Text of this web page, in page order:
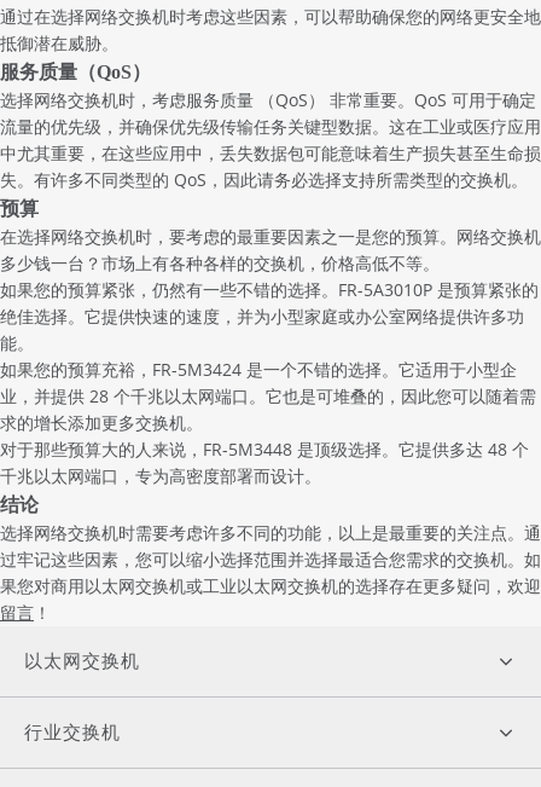
通过在选择网络交换机时考虑这些因素，可以帮助确保您的网络更安全地
抵御潜在威胁。
服务质量（QoS）
选择网络交换机时，考虑服务质量 （QoS） 非常重要。QoS 可用于确定
流量的优先级，并确保优先级传输任务关键型数据。这在工业或医疗应用
中尤其重要，在这些应用中，丢失数据包可能意味着生产损失甚至生命损
失。有许多不同类型的 QoS，因此请务必选择支持所需类型的交换机。
预算
在选择网络交换机时，要考虑的最重要因素之一是您的预算。网络交换机
多少钱一台？市场上有各种各样的交换机，价格高低不等。
如果您的预算紧张，仍然有一些不错的选择。FR-5A3010P 是预算紧张的
绝佳选择。它提供快速的速度，并为小型家庭或办公室网络提供许多功
能。
如果您的预算充裕，FR-5M3424 是一个不错的选择。它适用于小型企
业，并提供 28 个千兆以太网端口。它也是可堆叠的，因此您可以随着需
求的增长添加更多交换机。
对于那些预算大的人来说，FR-5M3448 是顶级选择。它提供多达 48 个
千兆以太网端口，专为高密度部署而设计。
结论
选择网络交换机时需要考虑许多不同的功能，以上是最重要的关注点。通
过牢记这些因素，您可以缩小选择范围并选择最适合您需求的交换机。如
果您对商用以太网交换机或工业以太网交换机的选择存在更多疑问，欢迎
留言 ！
以太网交换机
行业交换机